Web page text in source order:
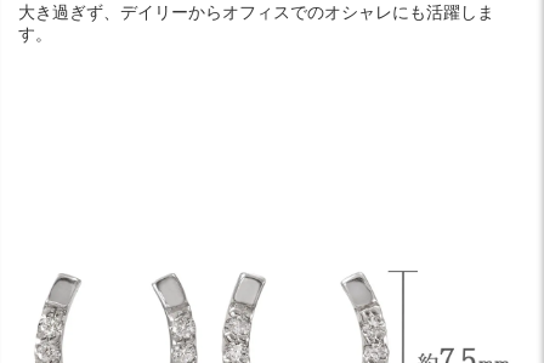
大き過ぎず、デイリーからオフィスでのオシャレにも活躍しま
す。